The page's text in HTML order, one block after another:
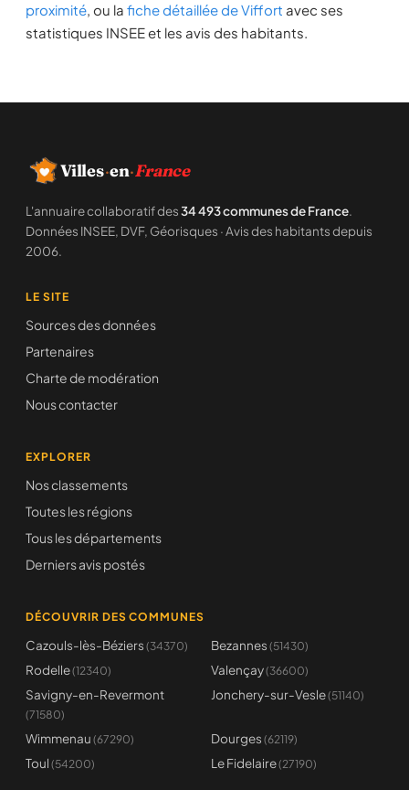
proximité, ou la fiche détaillée de Viffort avec ses
statistiques INSEE et les avis des habitants.
Villes·en·France
L'annuaire collaboratif des34 493 communes de France.
Données INSEE, DVF, Géorisques · Avis des habitants depuis
2006.
LE SITE
Sources des données
Partenaires
Charte de modération
Nous contacter
EXPLORER
Nos classements
Toutes les régions
Tous les départements
Derniers avis postés
DÉCOUVRIR DES COMMUNES
Cazouls-lès-Béziers (34370) Bezannes (51430)
Rodelle(12340) Valençay(36600)
Savigny-en-Revermont
(71580)
Jonchery-sur-Vesle(51140)
Wimmenau (67290) Dourges (62119)
Toul (54200) Le Fidelaire(27190)